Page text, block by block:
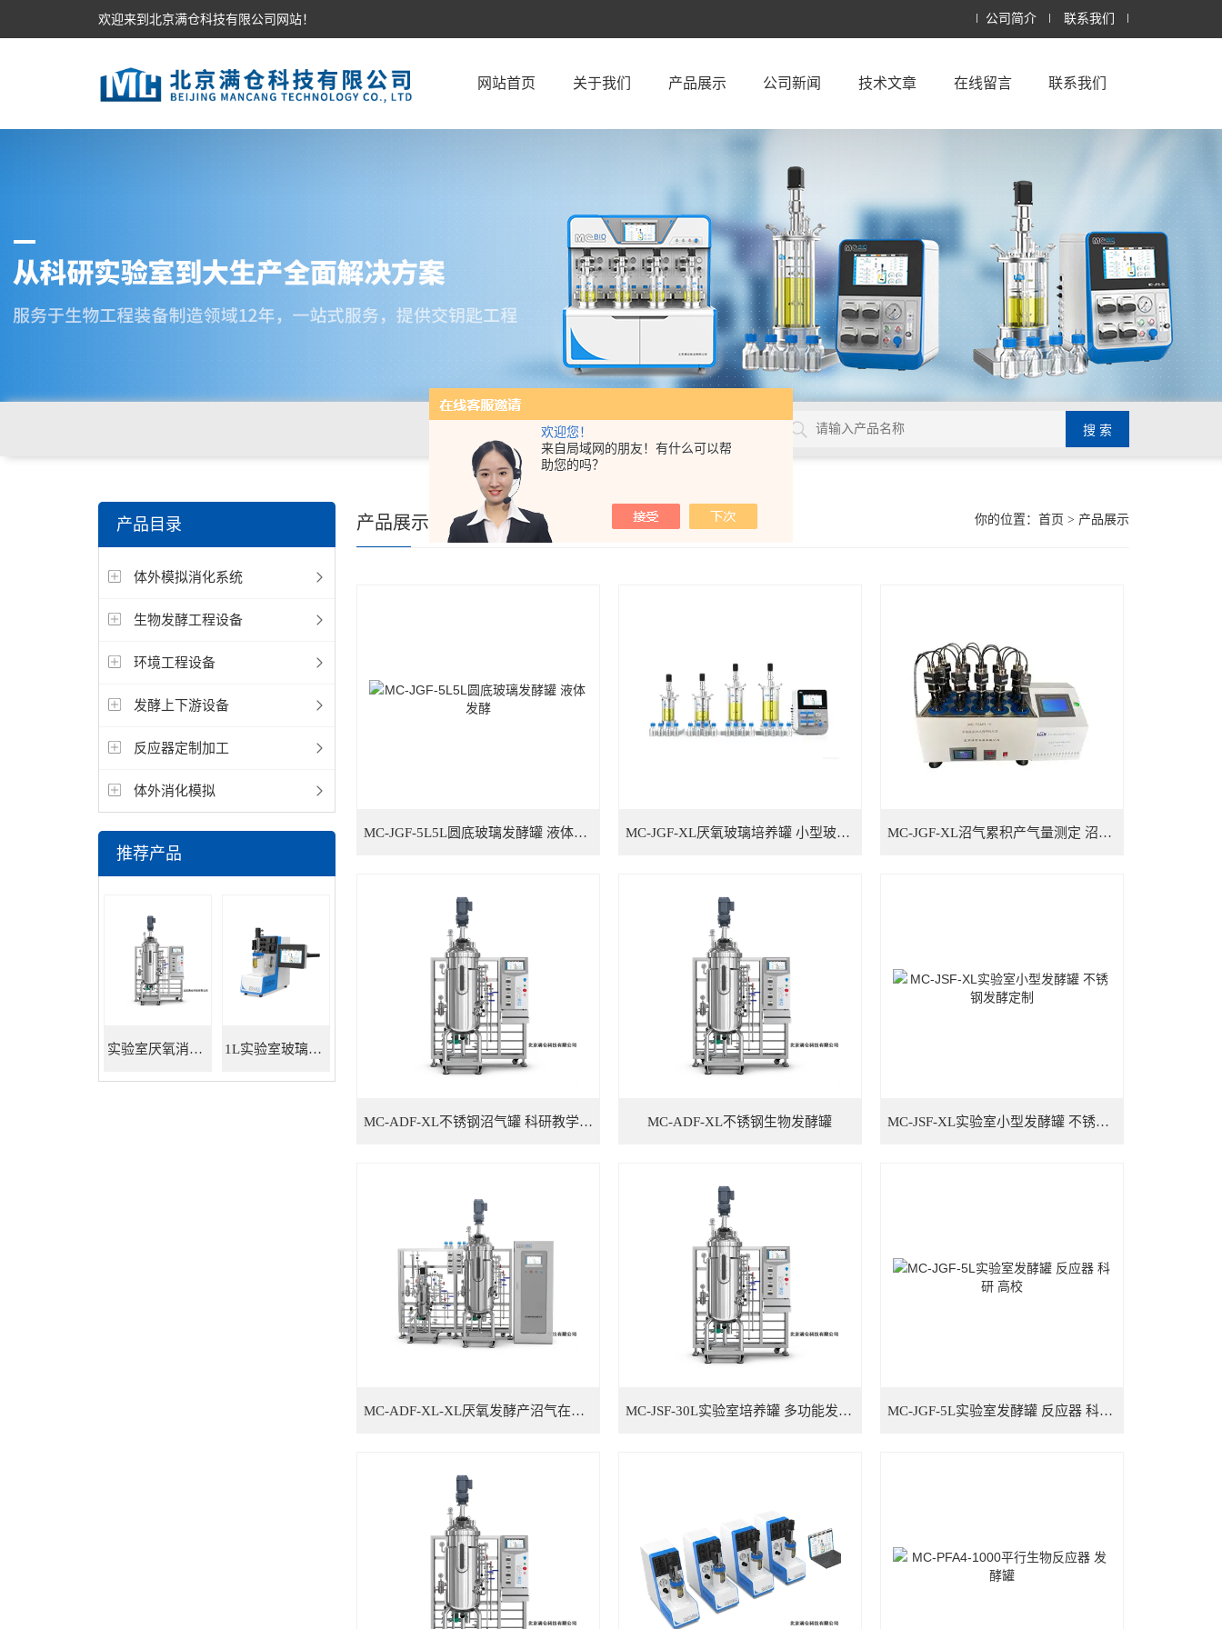
欢迎您！
来自局域网的朋友！有什么可以帮
助您的吗？
欢迎来到北京满仓科技有限公司网站！ 公司简介 联系我们
网站首页 关于我们 产品展示 公司新闻 技术文章 在线留言 联系我们
产品目录
体外模拟消化系统
生物发酵工程设备
环境工程设备
发酵上下游设备
反应器定制加工
体外消化模拟
推荐产品
实验室厌氧消化罐 餐厨垃圾沼气发酵 1L实验室玻璃发酵罐
你的位置： 首页 > 产品展示
产品展示
MC-JGF-5L5L圆底玻璃发酵罐 液体发酵 MC-JGF-XL厌氧玻璃培养罐 小型玻璃发酵罐 实验室 MC-JGF-XL沼气累积产气量测定 沼气瞬时产气速率测定
MC-ADF-XL不锈钢沼气罐 科研教学厌氧罐 餐厨垃圾发酵 MC-ADF-XL不锈钢生物发酵罐 MC-JSF-XL实验室小型发酵罐 不锈钢发酵定制
MC-ADF-XL-XL厌氧发酵产沼气在线分析系统 MC-JSF-30L实验室培养罐 多功能发酵罐 好氧厌氧罐 MC-JGF-5L实验室发酵罐 反应器 科研 高校